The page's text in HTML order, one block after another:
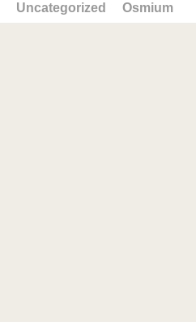
Uncategorized Osmium